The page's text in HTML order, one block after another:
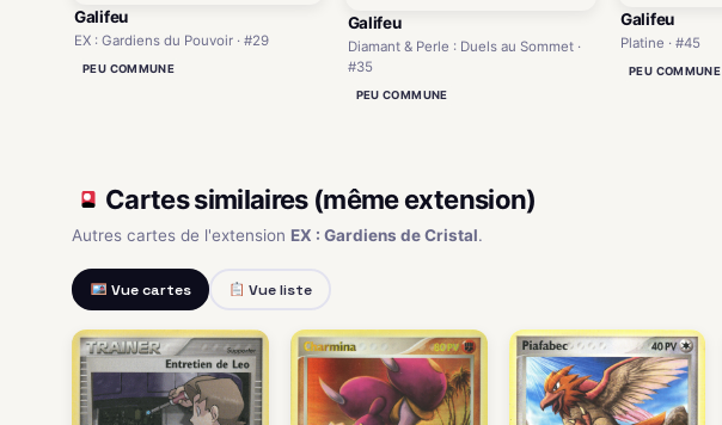
Galifeu
EX : Gardiens du Pouvoir · #29
PEU COMMUNE
Galifeu
Diamant & Perle : Duels au Sommet ·
#35
PEU COMMUNE
Galifeu
Platine · #45
PEU COMMUNE
Cartes similaires (même extension)
Autres cartes de l'extension EX : Gardiens de Cristal.
Vue cartes Vue liste